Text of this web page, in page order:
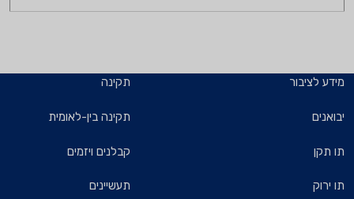
מידע לציבור
יבואנים
תו תקן
תו ירוק
תקינה
תקינה בין-לאומית
קבלנים ויזמים
תעשיינים